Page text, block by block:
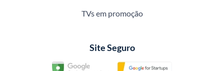
TVs em promoção
Site Seguro